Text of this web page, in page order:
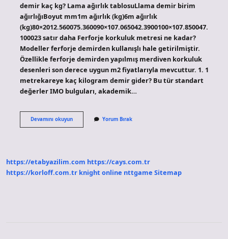
demir kaç kg? Lama ağırlık tablosuLlama demir birim
ağırlığıBoyut mm1m ağırlık (kg)6m ağırlık
(kg)80×2012.560075.360090×107.065042.3900100×107.850047.
100023 satır daha Ferforje korkuluk metresi ne kadar?
Modeller ferforje demirden kullanışlı hale getirilmiştir.
Özellikle ferforje demirden yapılmış merdiven korkuluk
desenleri son derece uygun m2 fiyatlarıyla mevcuttur. 1. 1
metrekareye kaç kilogram demir gider? Bu tür standart
değerler IMO bulguları, akademik…
Devamını okuyun1
Metre
Yorum Bırak
https://etabyazilim.com https://cays.com.tr
https://korloff.com.tr knight online nttgame Sitemap